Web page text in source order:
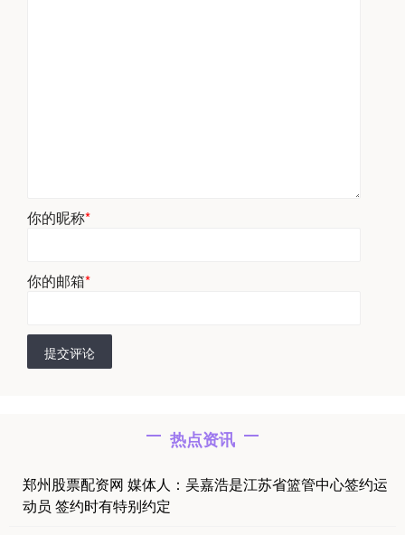
你的昵称*
你的邮箱*
提交评论
热点资讯
郑州股票配资网 媒体人：吴嘉浩是江苏省篮管中心签约运
动员 签约时有特别约定